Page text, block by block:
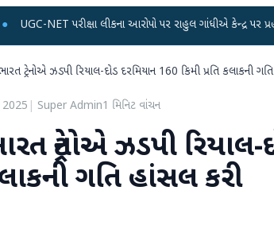
લીકના આરોપો પર રાહુલ ગાંધીએ કેન્દ્ર પર પ્રહાર કર્યા ●
ટ્રેનોએ ઝડપી રિયાલ-દોડ દરમિયાન 160 કિમી પ્રતિ કલાકની
Super Admin1 મિનિટ વાંચન
ટ્રેનોએ ઝડપી
ગતિ હાંસલ કરી